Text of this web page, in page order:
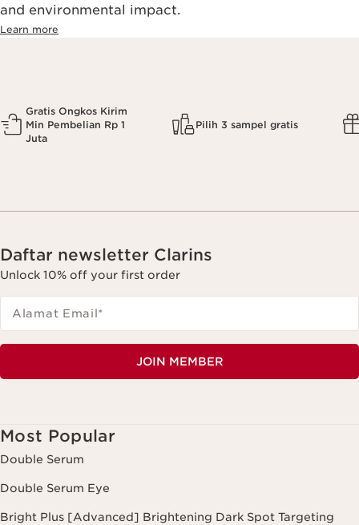
and environmental impact.
Learn more
Gratis Ongkos Kirim
Min Pembelian Rp 1
Juta
Pilih 3 sampel gratis
Daftar newsletter Clarins
Unlock 10% off your first order
Alamat Email*
JOIN MEMBER
Most Popular
Double Serum
Double Serum Eye
Bright Plus [Advanced] Brightening Dark Spot Targeting